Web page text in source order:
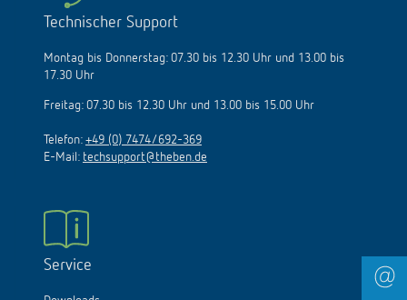
Technischer Support
Montag bis Donnerstag: 07.30 bis 12.30 Uhr und 13.00 bis
17.30 Uhr
Freitag: 07.30 bis 12.30 Uhr und 13.00 bis 15.00 Uhr
Telefon: +49 (0) 7474/692-369
E-Mail: techsupport@theben.de
Service